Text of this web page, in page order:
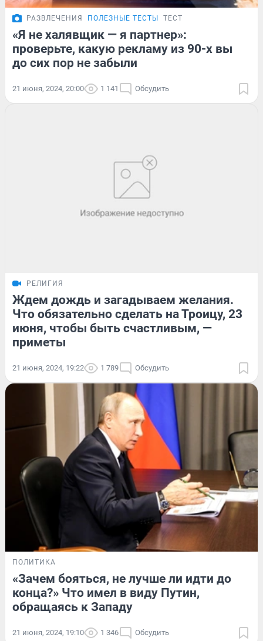
РАЗВЛЕЧЕНИЯ ПОЛЕЗНЫЕ ТЕСТЫ ТЕСТ
«Я не халявщик — я партнер»:
проверьте, какую рекламу из 90-х вы
до сих пор не забыли
21 июня, 2024, 20:00 1 141 Обсудить
РЕЛИГИЯ
Ждем дождь и загадываем желания.
Что обязательно сделать на Троицу, 23
июня, чтобы быть счастливым, —
приметы
21 июня, 2024, 19:22 1 789 Обсудить
ПОЛИТИКА
«Зачем бояться, не лучше ли идти до
конца?» Что имел в виду Путин,
обращаясь к Западу
21 июня, 2024, 19:10 1 346 Обсудить